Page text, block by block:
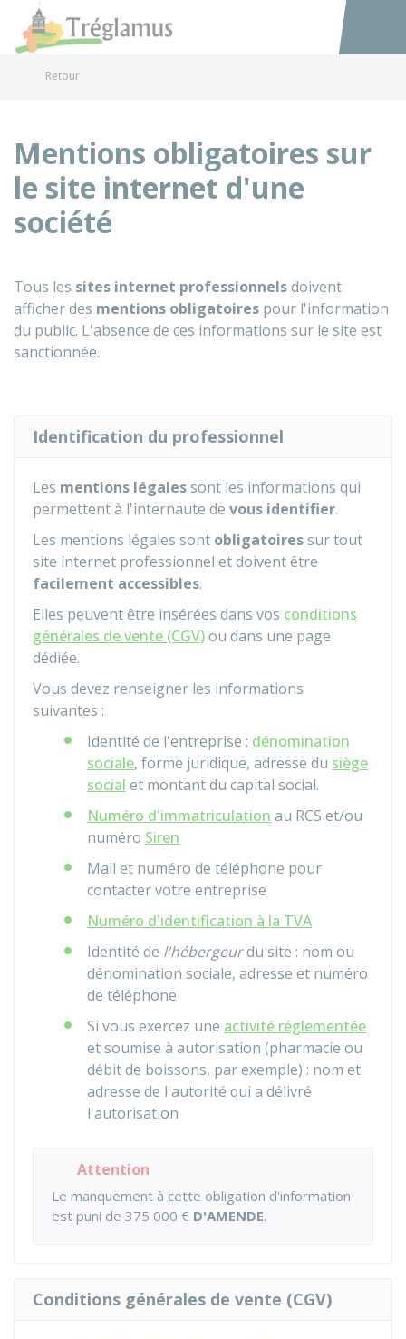
Accéder
Retour
Mentions obligatoires sur
le site internet d'une
société
Tous les sites internet professionnelsdoivent
afficher des mentions obligatoires pour l'information
du public. L'absence de ces informations sur le site est
sanctionnée.
Identification du professionnel
Les mentions légalessont les informations qui
permettent à l'internaute de vous identifier.
Les mentions légales sont obligatoiressur tout
site internet professionnel et doivent être
facilement accessibles.
Elles peuvent être insérées dans vos conditions
générales de vente (CGV)ou dans une page
dédiée.
Vous devez renseigner les informations
suivantes :
Identité de l'entreprise : dénomination
sociale, forme juridique, adresse du siège
social et montant du capital social.
Numéro d'immatriculation au RCS et/ou
numéro Siren
Mail et numéro de téléphone pour
contacter votre entreprise
Numéro d'identification à la TVA
Identité de l'hébergeurdu site : nom ou
dénomination sociale, adresse et numéro
de téléphone
Si vous exercez une activité réglementée
et soumise à autorisation (pharmacie ou
débit de boissons, par exemple) : nom et
adresse de l'autorité qui a délivré
l'autorisation
Attention
Le manquement à cette obligation d'information
est puni de 375 000 € D'AMENDE.
Conditions générales de vente (CGV)